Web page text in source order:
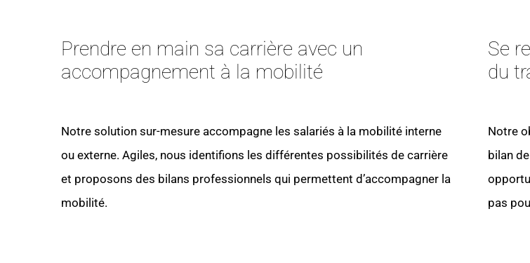
Prendre en main sa carrière avec un
accompagnement à la mobilité
Notre solution sur-mesure accompagne les salariés à la mobilité interne
ou externe. Agiles, nous identifions les différentes possibilités de carrière
et proposons des bilans professionnels qui permettent d’accompagner la
mobilité.
Se
du
Notre
bilan
pas